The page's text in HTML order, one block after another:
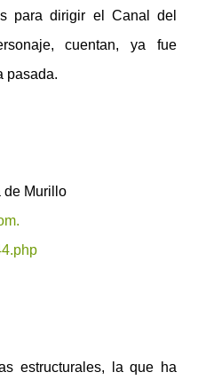
para dirigir el Canal del
cuentan, ya fue
pasada.
de Murillo
estructurales, la que ha